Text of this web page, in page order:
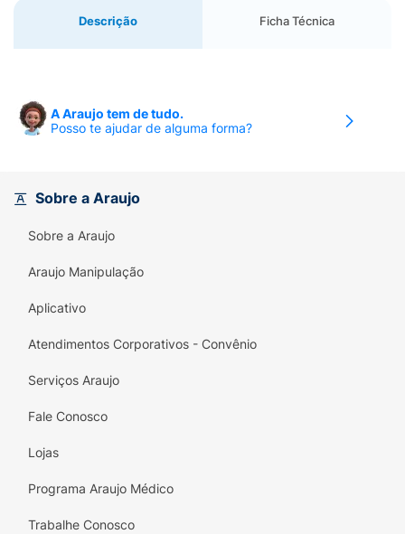
Descrição Ficha Técnica
A Araujo tem de tudo.
Posso te ajudar de alguma forma?
Sobre a Araujo
Sobre a Araujo
Araujo Manipulação
Aplicativo
Atendimentos Corporativos - Convênio
Serviços Araujo
Fale Conosco
Lojas
Programa Araujo Médico
Trabalhe Conosco